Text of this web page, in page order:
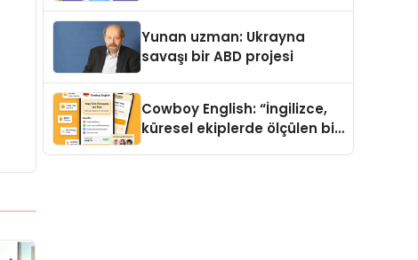
Yunan uzman: Ukrayna
savaşı bir ABD projesi
Cowboy English: “İngilizce,
küresel ekiplerde ölçülen bir